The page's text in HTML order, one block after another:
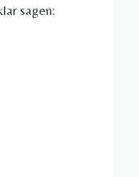
sagen: